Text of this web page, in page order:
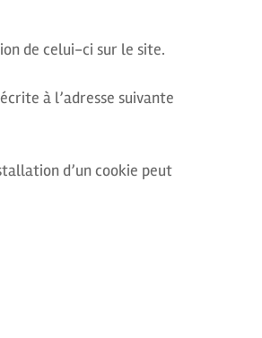
de celui-ci sur le site.
à l’adresse suivante
d’un cookie peut